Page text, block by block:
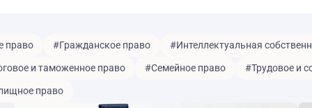
право #Гражданское право #Интеллектуальная
и таможенное право #Семейное право #Трудовое и
право